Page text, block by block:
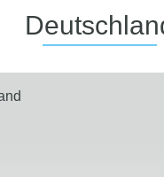
Hotels
bieten Ruhe
einen entspannten
Hotelsbegeistern mit
Aktivitäten,